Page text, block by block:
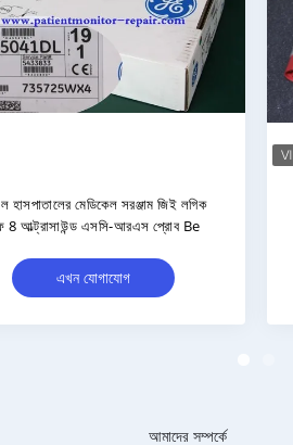
হার্টস্টার্ট MRX ভ্রূণ মনিটর M2734B
আল্ট্রাসাউন্ড প্রোব TOCO অরিজিনাল
এখন যোগাযোগ
আমাদের সম্পর্কে